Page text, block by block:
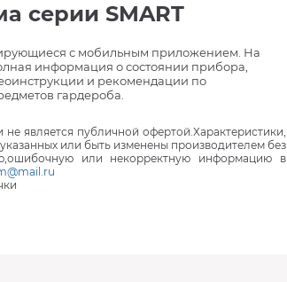
серии SMART
с мобильным приложением. На
информация о состоянии прибора,
и рекомендации по
гардероба.
является публичной офертой.Характеристики,
или быть изменены производителем без
или некорректную информацию в